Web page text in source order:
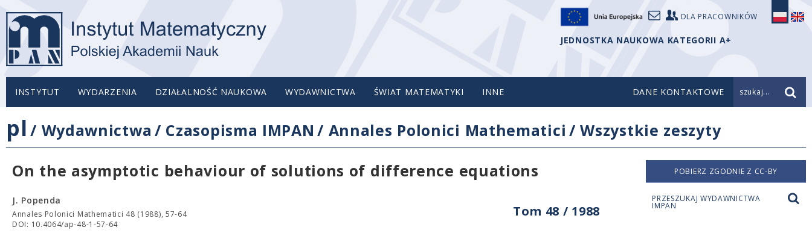
DLA PRACOWNIKÓW
JEDNOSTKA NAUKOWA KATEGORII A+
INSTYTUT WYDARZENIA DZIAŁALNOŚĆ NAUKOWA WYDAWNICTWA ŚWIAT MATEMATYKI INNE DANE KONTAKTOWE szukaj...
pl / Wydawnictwa / Czasopisma IMPAN / Annales Polonici Mathematici /Wszystkie zeszyty
On the asymptotic behaviour of solutions of difference equations
Tom 48 / 1988
J. Popenda
Annales Polonici Mathematici 48 (1988), 57-64
DOI: 10.4064/ap-48-1-57-64
POBIERZ ZGODNIE Z CC-BY
PRZESZUKAJ WYDAWNICTWA
IMPAN